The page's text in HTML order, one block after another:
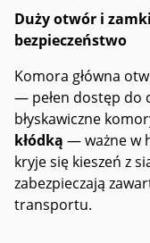
Duży otwór i
bezpieczeństwo
Komora główna
— pełen dostęp do
błyskawiczne
kłódką — ważne w
kryje się kieszeń z
zabezpieczają
transportu.